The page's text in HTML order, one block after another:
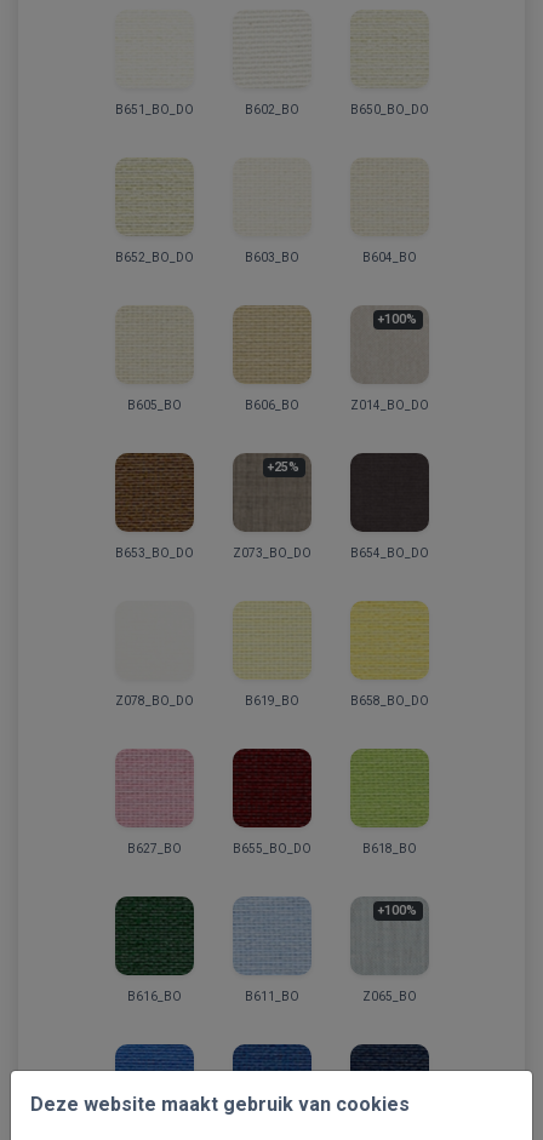
Deze website maakt gebruik van cookies
B651_BO_DO B602_BO B650_BO_DO
B652_BO_DO B603_BO B604_BO
B605_BO B606_BO
+100%
Z014_BO_DO
B653_BO_DO
+25%
Z073_BO_DO B654_BO_DO
Z078_BO_DO B619_BO B658_BO_DO
B627_BO B655_BO_DO B618_BO
B616_BO B611_BO
+100%
Z065_BO